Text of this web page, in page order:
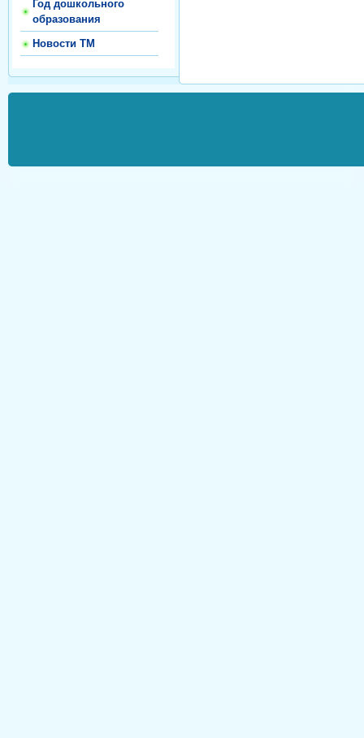
Год дошкольного
образования
Новости ТМ